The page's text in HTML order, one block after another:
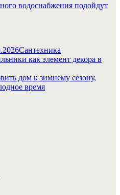
водоснабжения подойдут
Сантехника
как элемент декора в
дом к зимнему сезону,
время